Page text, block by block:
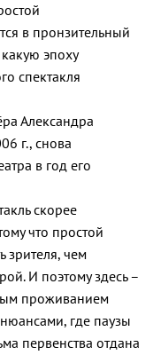
в пронзительный
эпоху
спектакля
Александра
г., снова
в год его
скорее
что простой
зрителя, чем
И поэтому здесь –
проживанием
где паузы
первенства отдана